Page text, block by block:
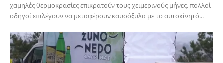
χαμηλές θερμοκρασίες επικρατούν τους χειμερινούς μήνες, πολλοί
οδηγοί επιλέγουν να μεταφέρουν καυσόξυλα με το αυτοκίνητό...